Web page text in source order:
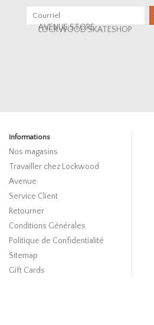
AVENUE STORE
LOCKWOOD SKATESHOP
Informations
Nos magasins
Travailler chez Lockwood
Avenue
Service Client
Retourner
Conditions Générales
Politique de Confidentialité
Sitemap
Gift Cards